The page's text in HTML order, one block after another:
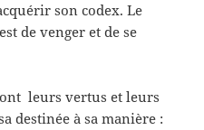
son codex. Le
de venger et de se
leurs vertus et leurs
destinée à sa manière :